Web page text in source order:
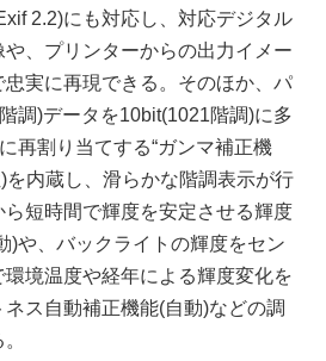
2.2)にも対応し、対応デジタル
、プリンターからの出力イメー
実に再現できる。そのほか、パ
調)データを10bit(1021階調)に多
再割り当てする“ガンマ補正機
を内蔵し、滑らかな階調表示が行
短時間で輝度を安定させる輝度
)や、バックライトの輝度をセン
境温度や経年による輝度変化を
ス自動補正機能(自動)などの調